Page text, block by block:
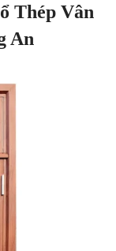
Thép Vân
An